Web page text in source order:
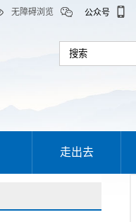
无障碍浏览 公众号
走出去